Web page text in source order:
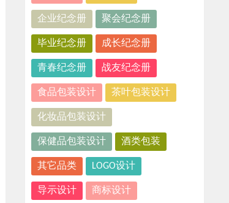
企业纪念册 聚会纪念册
毕业纪念册 成长纪念册
青春纪念册 战友纪念册
食品包装设计 茶叶包装设计
化妆品包装设计
保健品包装设计 酒类包装
其它品类 LOGO设计
导示设计 商标设计